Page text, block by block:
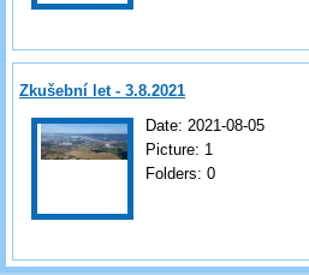
Zkušební let - 3.8.2021
Date: 2021-08-05
Picture: 1
Folders: 0